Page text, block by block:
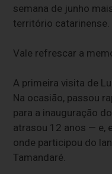
semana de junho
território catarinense.
Vale refrescar a
A primeira visita de
Na ocasião, passou
para a inauguração
atrasou 12 anos — e,
onde participou do
Tamandaré.